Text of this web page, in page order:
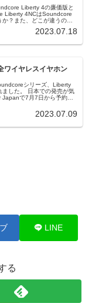
Liberty 4の廉価版と
Liberty 4NCはSoundcore
？また、どこが違うので
2023.07.18
ワイヤレスイヤホン
シリーズ、Liberty
した。 日本での発売が気
で7月7日から予約開
程の人気商品です。 一般発
2023.07.09
LINE
る